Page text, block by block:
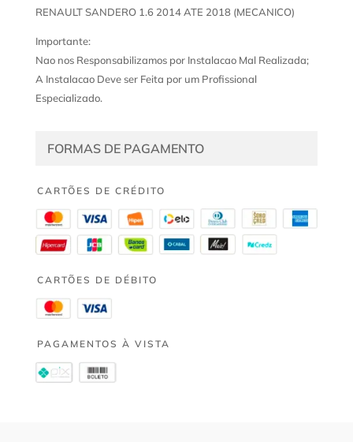
RENAULT SANDERO 1.6 2014 ATE 2018 (MECANICO)
Importante:
Nao nos Responsabilizamos por Instalacao Mal Realizada;
A Instalacao Deve ser Feita por um Profissional
Especializado.
FORMAS DE PAGAMENTO
CARTÕES DE CRÉDITO
CARTÕES DE DÉBITO
PAGAMENTOS À VISTA